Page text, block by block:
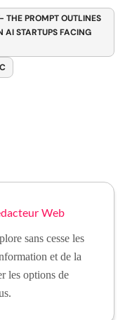
THE PROMPT OUTLINES
AI STARTUPS FACING
Web
sans cesse les
et de la
les options de